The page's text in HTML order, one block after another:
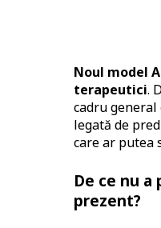
Noul model
terapeutici.
cadru
legată de
care ar putea
De ce nu
prezent?